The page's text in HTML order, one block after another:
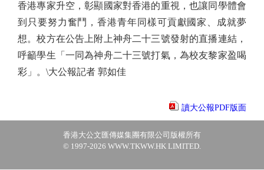
香港專家升空，彰顯國家對香港的重視，也讓同學體會
到只要努力奮鬥，香港青年同樣可貢獻國家、成就夢
想。校方在公告上附上神舟二十三號發射的直播連結，
呼籲學生「一同為神舟二十三號打氣，為校友黎家盈喝
彩」。\大公報記者 郭如佳
讀大公報PDF版面
香港大公文匯傳媒集團有限公司版權所有
© 1997-2026 WWW.TKWW.HK LIMITED.